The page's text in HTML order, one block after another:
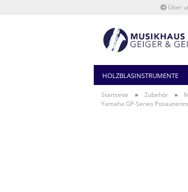
Über
HOLZBLASINSTRUMENTE
Startseite » Zubehör »
Yamaha GP-Series